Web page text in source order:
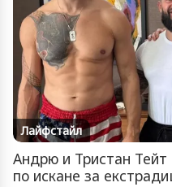
Лайфстайл
Андрю и Тристан
по искане за